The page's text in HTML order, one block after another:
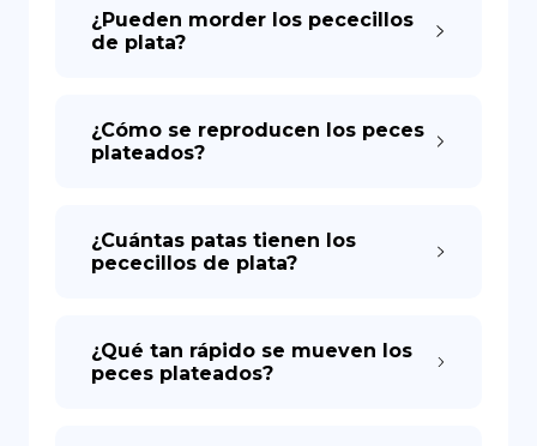
¿Pueden morder los pececillos
de plata?
¿Cómo se reproducen los peces
plateados?
¿Cuántas patas tienen los
pececillos de plata?
¿Qué tan rápido se mueven los
peces plateados?